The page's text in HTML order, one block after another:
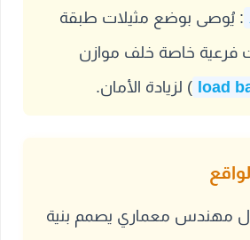
: يُوصى بوضع مثيلات طبقة
فرعية خاصة خلف موازن
load ) لزيادة الأمان.
مهندس معماري يصمم بنية